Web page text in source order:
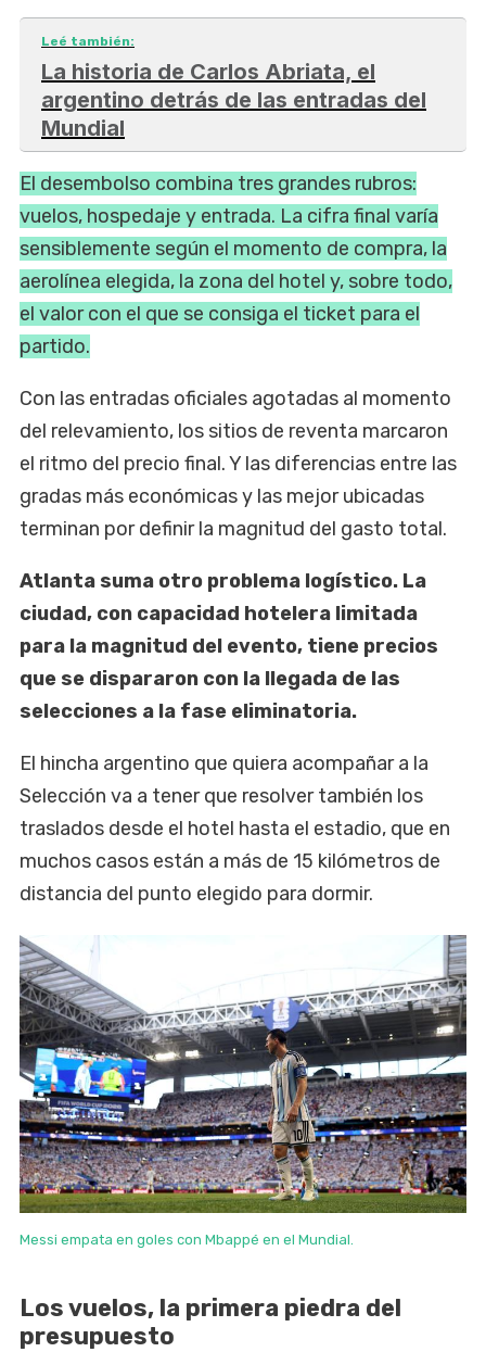
Leé también:
La historia de Carlos Abriata, el
argentino detrás de las entradas del
Mundial
El desembolso combina tres grandes rubros:
vuelos, hospedaje y entrada. La cifra final varía
sensiblemente según el momento de compra, la
aerolínea elegida, la zona del hotel y, sobre todo,
el valor con el que se consiga el ticket para el
partido.
Con las entradas oficiales agotadas al momento
del relevamiento, los sitios de reventa marcaron
el ritmo del precio final. Y las diferencias entre las
gradas más económicas y las mejor ubicadas
terminan por definir la magnitud del gasto total.
Atlanta suma otro problema logístico. La
ciudad, con capacidad hotelera limitada
para la magnitud del evento, tiene precios
que se dispararon con la llegada de las
selecciones a la fase eliminatoria.
El hincha argentino que quiera acompañar a la
Selección va a tener que resolver también los
traslados desde el hotel hasta el estadio, que en
muchos casos están a más de 15 kilómetros de
distancia del punto elegido para dormir.
Messi empata en goles con Mbappé en el Mundial.
Los vuelos, la primera piedra del
presupuesto